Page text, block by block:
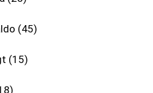
45
15